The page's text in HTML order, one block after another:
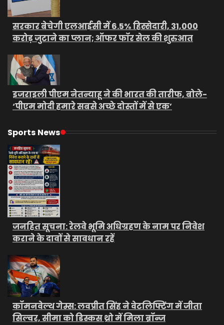
सरकार बेचेगी एलआईसी में 6.5% हिस्सेदारी, 31,000
करोड़ जुटाने का प्लान; ऑफर फॉर सेल की शुरुआत
इजराइली पीएम नेतन्याहू ने की भारत की तारीफ, बोले-
‘पीएम मोदी हमारे सबसे अच्छे दोस्तों में से एक’
Sports News
जनहित सूचना: रेलवे भूमि अधिग्रहण के नाम पर निवेश
कराने के दावों से सावधान रहें
कॉमनवेल्थ गेम्स: लवप्रीत सिंह ने वेटलिफ्टिंग में जीता
सिल्वर, सीमा को डिस्कस थ्रो में मिला ब्रॉन्ज